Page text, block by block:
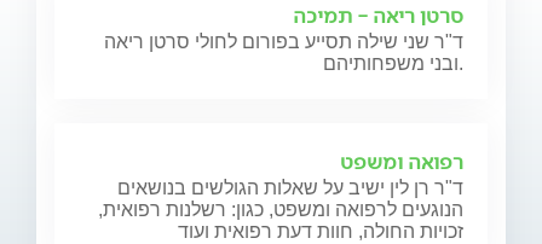
סרטן ריאה - תמיכה
ד"ר שני שילה תסייע בפורום לחולי סרטן ריאה
ובני משפחותיהם.
רפואה ומשפט
ד"ר רן לין ישיב על שאלות הגולשים בנושאים
הנוגעים לרפואה ומשפט, כגון: רשלנות רפואית,
זכויות החולה, חוות דעת רפואית ועוד